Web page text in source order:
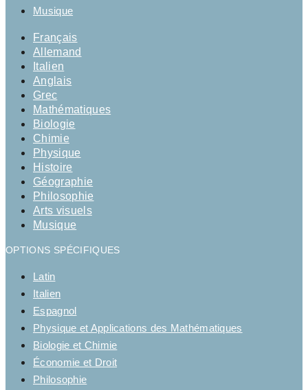
Musique
Français
Allemand
Italien
Anglais
Grec
Mathématiques
Biologie
Chimie
Physique
Histoire
Géographie
Philosophie
Arts visuels
Musique
OPTIONS SPÉCIFIQUES
Latin
Italien
Espagnol
Physique et Applications des Mathématiques
Biologie et Chimie
Économie et Droit
Philosophie